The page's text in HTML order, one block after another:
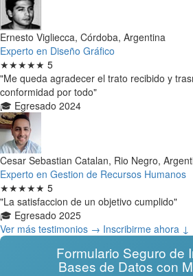
Ernesto Vigliecca, Córdoba, Argentina
Experto en Diseño Gráfico
★★★★★ 5
"Me queda agradecer el trato recibido y
conformidad por todo"
🎓 Egresado 2024
Cesar Sebastian Catalan, Rio Negro,
Experto en Gestion de Recursos Humanos
★★★★★ 5
"La satisfaccion de un objetivo cumplido"
🎓 Egresado 2025
Ver más testimonios → Inscribirme ahora ↓
Formulario Seguro de
Bases de Datos con